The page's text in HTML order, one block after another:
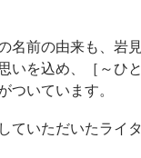
名前の由来も、岩
いを込め、［～
ついています。
ていただいたライ